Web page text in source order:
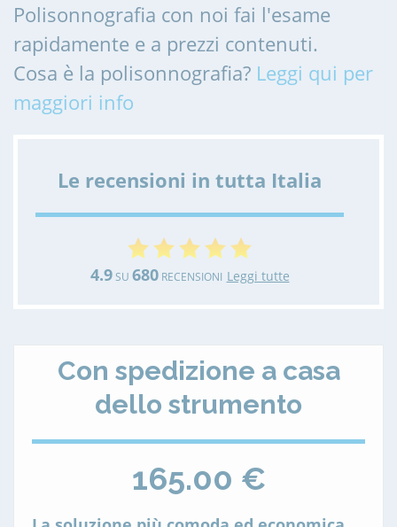
Polisonnografia con noi fai l'esame
rapidamente e a prezzi contenuti.
Cosa è la polisonnografia? Leggi qui per
maggiori info
Le recensioni in tutta Italia
4.9SU 680RECENSIONI Leggi tutte
Con spedizione a casa
dello strumento
165.00 €